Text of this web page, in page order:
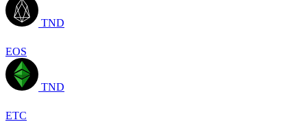
TND
EOS
TND
ETC